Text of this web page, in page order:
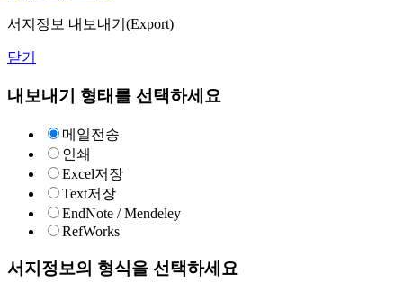
서지정보 내보내기(Export)
닫기
내보내기 형태를 선택하세요
메일전송
인쇄
Excel저장
Text저장
EndNote / Mendeley
RefWorks
서지정보의 형식을 선택하세요